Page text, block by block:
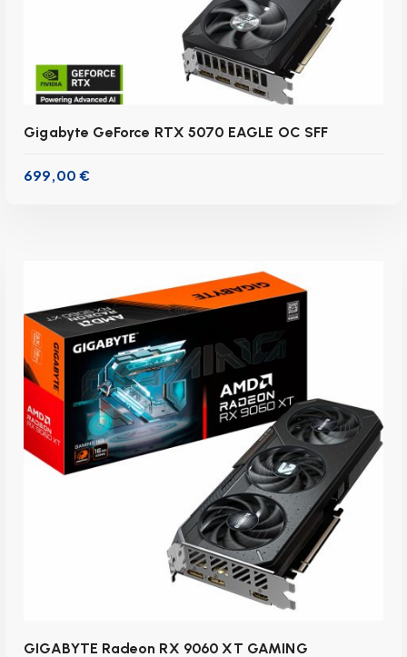
inkl. 19 % MwSt.
zzgl.Versandkosten
Lieferzeit:
1-3 Werktage
IN DEN WARENKORB
Gigabyte GeForce RTX 5070 EAGLE OC SFF
699,00€
GIGABYTE Radeon RX 9060 XT GAMING